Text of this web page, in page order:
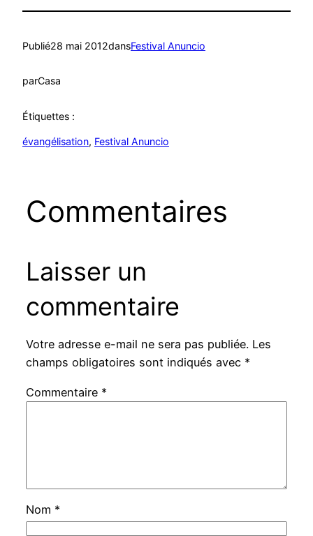
Publié28 mai 2012dansFestival Anuncio
parCasa
Étiquettes :
évangélisation, Festival Anuncio
Commentaires
Laisser un
commentaire
Votre adresse e-mail ne sera pas publiée. Les
champs obligatoires sont indiqués avec *
Commentaire *
Nom *